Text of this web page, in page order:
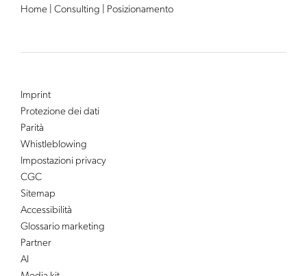
Home
Consulting Posizionamento
Imprint
Protezione dei dati
Parità
Whistleblowing
Impostazioni privacy
CGC
Sitemap
Accessibilità
Glossario marketing
Partner
AI